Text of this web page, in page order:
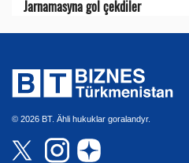
Jarnamasyna gol çekdiler
© 2026 BT. Ähli hukuklar goralandyr.